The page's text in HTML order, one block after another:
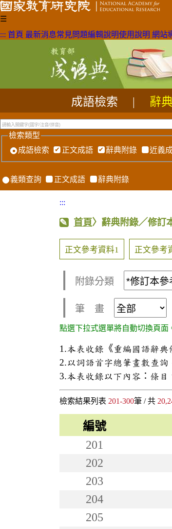
☰
::: 首頁 最新消息常見問題編輯說明使用說明 網站
成語檢索 辭
檢索類型
成語檢索
正文成語 辭典附錄 近義
義類查詢 正文成語 辭典附錄
:::
首頁〉辭典附錄／修訂
正文參考資料1 正文參考
附錄分類
筆 畫
點選下拉式選單將自動切換頁面
1.本表收錄《重編國語辭
2.以詞語首字總筆畫數查
3.本表收錄以下內容：條
檢索結果列表 201-300筆 / 共
編號
201
202
203
204
205